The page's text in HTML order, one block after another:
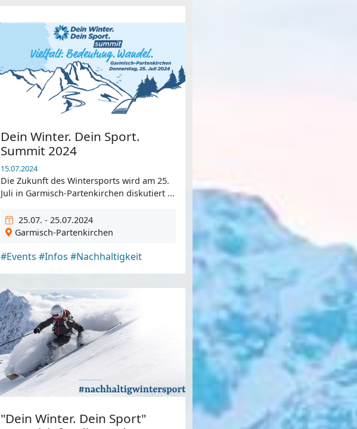
Dein Winter. Dein Sport.
Summit 2024
15.07.2024
Die Zukunft des Wintersports wird am 25.
Juli in Garmisch-Partenkirchen diskutiert ...
25.07. - 25.07.2024
Garmisch-Partenkirchen
#Events #Infos #Nachhaltigkeit
"Dein Winter. Dein Sport"